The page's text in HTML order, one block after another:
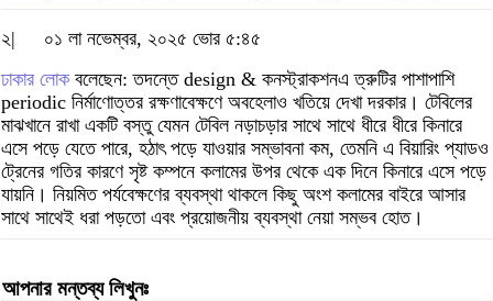
২|
০১ লা নভেম্বর, ২০২৫ ভোর ৫:৪৫
ঢাকার লোকবলেছেন: তদন্তে design & কনস্ট্রাকশনএ ত্রুটির পাশাপাশি
periodic নির্মাণোত্তর রক্ষণাবেক্ষণে অবহেলাও খতিয়ে দেখা দরকার। টেবিলের
মাঝখানে রাখা একটি বস্তু যেমন টেবিল নড়াচড়ার সাথে সাথে ধীরে ধীরে কিনারে
এসে পড়ে যেতে পারে, হঠাৎ পড়ে যাওয়ার সম্ভাবনা কম, তেমনি এ বিয়ারিং প্যাডও
ট্রেনের গতির কারণে সৃষ্ট কম্পনে কলামের উপর থেকে এক দিনে কিনারে এসে পড়ে
যায়নি। নিয়মিত পর্যবেক্ষণের ব্যবস্থা থাকলে কিছু অংশ কলামের বাইরে আসার
সাথে সাথেই ধরা পড়তো এবং প্রয়োজনীয় ব্যবস্থা নেয়া সম্ভব হোত।
আপনার মন্তব্য লিখুনঃ